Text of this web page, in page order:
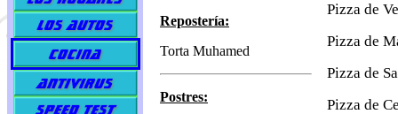
Repostería:
Torta Muhamed
Postres:
Pizza de
Pizza de
Pizza de
Pizza de